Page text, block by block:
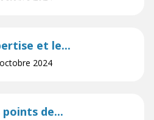
et le...
2024
points de...